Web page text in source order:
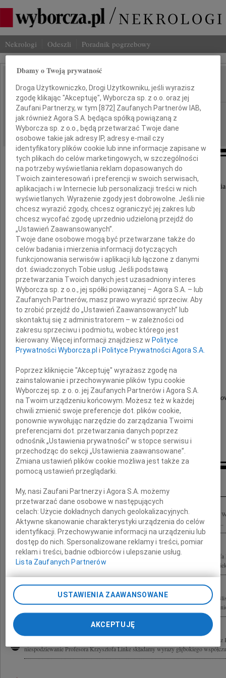
Nekrologi Odeszli Poradnik pogrzebowy
IMIĘ I NAZWISKO: Krzysztof Linke
REGION: Poznań
DATA EMISJI: 23.12.2016
Wyrazy głębokiego żalu i szczerego współczucia
z powodu śmierci
Pana
prof. dr. hab. n. med.
Krzysztofa Linke
Rodzinie i Najbliższym
składają
Kliniki Gastroenterologii i Hepatologii
z Pododdziałem Chorób Wewnętrznych
Klinicznego Szpitala Wojewódzkiego nr 1 w
Z wielkim żalem i smutkiem pożegnaliśmy prof. dr. hab. n. med. Krzysztofa Linke
pacjentów na ceremonii pożegnalnej przedstawicielka Teatru Nowego w Poznaniu...
Z wielkim smutkiem przyjęliśmy wiadomość o śmierci prof. zw. dr. hab.
gastroenterologa, kierownika Katedry i Kliniki Gastroenterologii, Żywienia
Wyrazy głębokiego współczucia oraz szczere słowa wsparcia i otuchy Rodzinie i
niespodziewanej śmierci Profesora Krzysztofa Linke Wielkiego Człowieka oraz
Nic pewniejszego od śmierci Nic bardziej niepewnego od jej godziny Św. Antonii z
niespodziewanie Profesora Krzysztofa Linke składamy wyrazy głębokiego
Dbamy o Twoją prywatność
Droga Użytkowniczko, Drogi Użytkowniku, jeśli wyrazisz
zgodę klikając "Akceptuję", Wyborcza sp. z o.o. oraz jej
Zaufani Partnerzy, w tym [872 ] Zaufanych Partnerów IAB,
jak również Agora S.A. będąca spółką powiązaną z
Wyborcza sp. z o.o., będą przetwarzać Twoje dane
osobowe takie jak adresy IP, adresy e-mail czy
identyfikatory plików cookie lub inne informacje zapisane w
tych plikach do celów marketingowych, w szczególności
na potrzeby wyświetlania reklam dopasowanych do
Twoich zainteresowań i preferencji w swoich serwisach,
aplikacjach i w Internecie lub personalizacji treści w nich
wyświetlanych. Wyrażenie zgody jest dobrowolne. Jeśli nie
chcesz wyrazić zgody, chcesz ograniczyć jej zakres lub
chcesz wycofać zgodę uprzednio udzieloną przejdź do
„Ustawień Zaawansowanych”.
Twoje dane osobowe mogą być przetwarzane także do
celów badania i mierzenia informacji dotyczących
funkcjonowania serwisów i aplikacji lub łączone z danymi
dot. świadczonych Tobie usług. Jeśli podstawą
przetwarzania Twoich danych jest uzasadniony interes
Wyborcza sp. z o.o., jej spółki powiązanej – Agora S.A. – lub
Zaufanych Partnerów, masz prawo wyrazić sprzeciw. Aby
to zrobić przejdź do „Ustawień Zaawansowanych” lub
skontaktuj się z administratorem – w zależności od
zakresu sprzeciwu i podmiotu, wobec którego jest
kierowany. Więcej informacji znajdziesz w Polityce
Prywatności Wyborcza.pl i Polityce Prywatności Agora S.A.
Poprzez kliknięcie "Akceptuję" wyrażasz zgodę na
zainstalowanie i przechowywanie plików typu cookie
Wyborczej sp. z o. o. jej Zaufanych Partnerów i Agora S.A.
na Twoim urządzeniu końcowym. Możesz też w każdej
chwili zmienić swoje preferencje dot. plików cookie,
ponownie wywołując narzędzie do zarządzania Twoimi
preferencjami dot. przetwarzania danych poprzez
odnośnik „Ustawienia prywatności” w stopce serwisu i
przechodząc do sekcji „Ustawienia zaawansowane”.
Zmiana ustawień plików cookie możliwa jest także za
pomocą ustawień przeglądarki.
My, nasi Zaufani Partnerzy i Agora S.A. możemy
przetwarzać dane osobowe w następujących
celach:Użycie dokładnych danych geolokalizacyjnych.
Aktywne skanowanie charakterystyki urządzenia do celów
identyfikacji. Przechowywanie informacji na urządzeniu lub
dostęp do nich. Spersonalizowane reklamy i treści, pomiar
reklam i treści, badnie odbiorców i ulepszanie usług.
Lista Zaufanych Partnerów
USTAWIENIA ZAAWANSOWANE
AKCEPTUJĘ